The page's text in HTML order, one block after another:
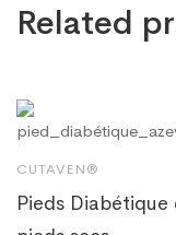
Related
CUTAVEN®
Pieds Diabétique